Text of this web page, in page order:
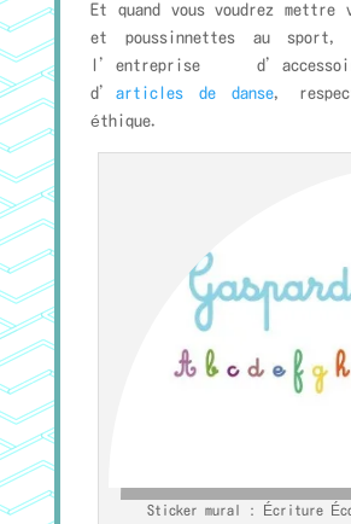
Et quand vous voudrez mettre
et poussinnettes au sport,
l’entreprise
d’ articles de danse,
éthique.
Sticker mural : Écriture